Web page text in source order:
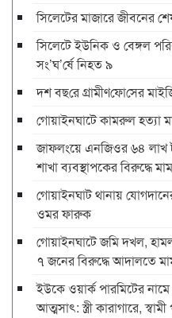
সিলেটের মাজারে জীবনের
সিলেটে ইউনিক ও বেঙ্গল
সং’ঘ’র্ষে নিহত ৯
দশ বছ‌রে গ্রামীণ‌ফো‌সের
গোয়াইনঘাটে কামরুল হত্যা
জাফলংয়ে এনজিওর ৬৪ লাখ
শাখা ব্যবস্থাপকের বিরুদ্ধে
গোয়াইনঘাট থানায়
ওমর ফারুক
গোয়াইনঘাটে জমি দখল,
৭ জনের বিরুদ্ধে আদালতে
ইউকে ওয়ার্ক পারমিটের
আত্মসাৎ: স্ত্রী কারাগারে,